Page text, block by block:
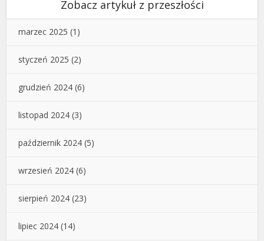
Zobacz artykuł z przeszłości
marzec 2025 (1)
styczeń 2025 (2)
grudzień 2024 (6)
listopad 2024 (3)
październik 2024 (5)
wrzesień 2024 (6)
sierpień 2024 (23)
lipiec 2024 (14)